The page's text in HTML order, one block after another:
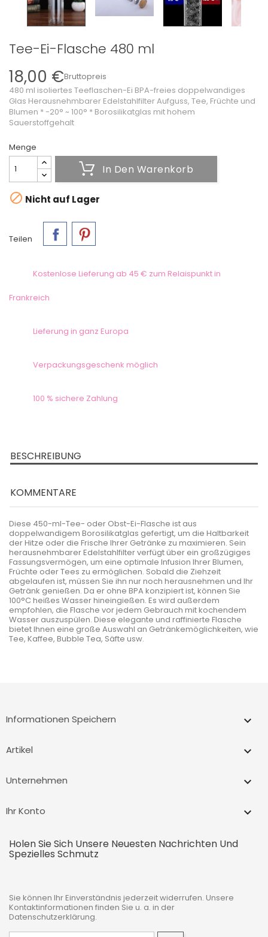
Tee-Ei-Flasche 480 ml
18,00 €Bruttopreis
480 ml isoliertes Teeflaschen-Ei BPA-freies doppelwandiges
Glas Herausnehmbarer Edelstahlfilter Aufguss, Tee, Früchte und
Blumen * -20° ~ 100° * Borosilikatglas mit hohem
Sauerstoffgehalt
Menge
In Den Warenkorb
 Nicht auf Lager
Teilen
Kostenlose Lieferung ab 45 € zum Relaispunkt in
Frankreich
Lieferung in ganz Europa
Verpackungsgeschenk möglich
100 % sichere Zahlung
BESCHREIBUNG
KOMMENTARE
Diese 450-ml-Tee- oder Obst-Ei-Flasche ist aus
doppelwandigem Borosilikatglas gefertigt, um die Haltbarkeit
der Hitze oder die Frische Ihrer Getränke zu maximieren. Sein
herausnehmbarer Edelstahlfilter verfügt über ein großzügiges
Fassungsvermögen, um eine optimale Infusion Ihrer Blumen,
Früchte oder Tees zu ermöglichen. Sobald die Ziehzeit
abgelaufen ist, müssen Sie ihn nur noch herausnehmen und Ihr
Getränk genießen. Da er ohne BPA konzipiert ist, können Sie
100°C heißes Wasser hineingießen. Es wird außerdem
empfohlen, die Flasche vor jedem Gebrauch mit kochendem
Wasser auszuspülen. Diese elegante und raffinierte Flasche
bietet Ihnen eine große Auswahl an Getränkemöglichkeiten, wie
Tee, Kaffee, Bubble Tea, Säfte usw.
Informationen Speichern keyboard_arrow_down
Artikel 
Unternehmen 
Ihr Konto 
Holen Sie Sich Unsere Neuesten Nachrichten Und
Spezielles Schmutz
Sie können Ihr Einverständnis jederzeit widerrufen. Unsere
Kontaktinformationen finden Sie u. a. in der
Datenschutzerklärung.